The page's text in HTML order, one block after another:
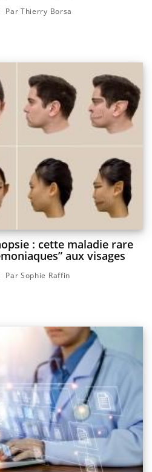
Par Thierry Borsa
: cette maladie rare
aux visages
Par Sophie Raffin